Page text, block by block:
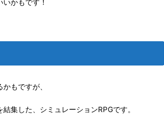
かもです！
もですが、
集した、シミュレーションRPGです。